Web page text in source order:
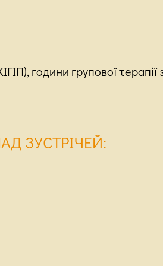
години групової
ЗУСТРІЧЕЙ: